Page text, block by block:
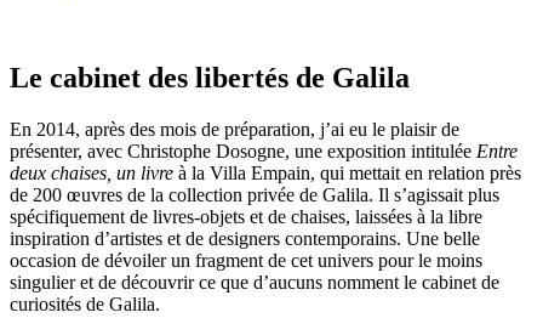
Le cabinet des libertés de Galila
En 2014, après des mois de préparation, j’ai eu le plaisir de
présenter, avec Christophe Dosogne, une exposition intitulée Entre
deux chaises, un livre à la Villa Empain, qui mettait en relation près
de 200 œuvres de la collection privée de Galila. Il s’agissait plus
spécifiquement de livres-objets et de chaises, laissées à la libre
inspiration d’artistes et de designers contemporains. Une belle
occasion de dévoiler un fragment de cet univers pour le moins
singulier et de découvrir ce que d’aucuns nomment le cabinet de
curiosités de Galila.